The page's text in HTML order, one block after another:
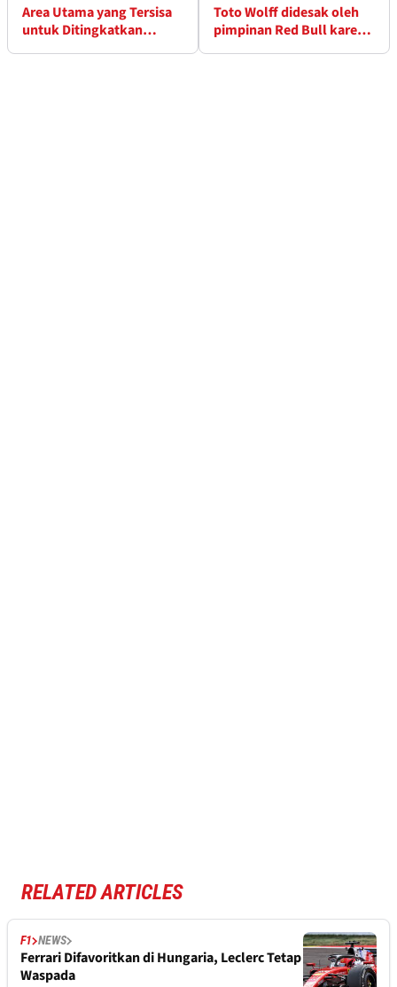
Area Utama yang Tersisa
untuk Ditingkatkan
Toto Wolff didesak oleh
pimpinan Red Bull karena
RELATED ARTICLES
F1 NEWS
Ferrari Difavoritkan di Hungaria, Leclerc Tetap
Waspada